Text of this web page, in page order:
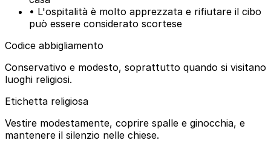
• L'ospitalità è molto apprezzata e rifiutare il cibo
può essere considerato scortese
Codice abbigliamento
Conservativo e modesto, soprattutto quando si visitano
luoghi religiosi.
Etichetta religiosa
Vestire modestamente, coprire spalle e ginocchia, e
mantenere il silenzio nelle chiese.